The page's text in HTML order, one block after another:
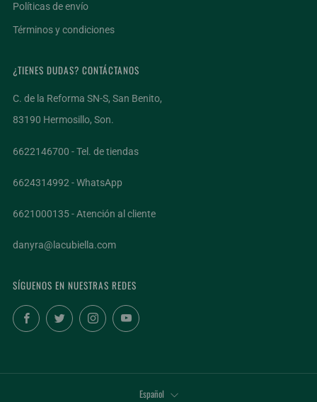
Políticas de envío
Términos y condiciones
¿TIENES DUDAS? CONTÁCTANOS
C. de la Reforma SN-S, San Benito,
83190 Hermosillo, Son.
6622146700 - Tel. de tiendas
6624314992 - WhatsApp
6621000135 - Atención al cliente
danyra@lacubiella.com
SÍGUENOS EN NUESTRAS REDES
FacebookTwitterInstagramYouTube
IDIOMA
Español